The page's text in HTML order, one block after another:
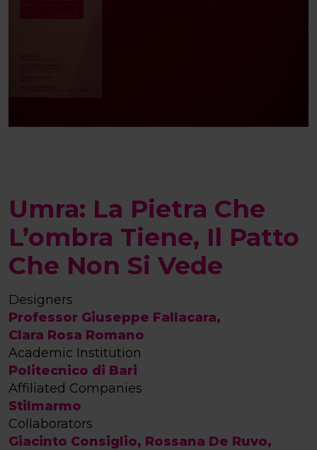
Umra: La Pietra Che
L’ombra Tiene, Il Patto
Che Non Si Vede
Designers
Professor Giuseppe Fallacara,
Clara Rosa Romano
Academic Institution
Politecnico di Bari
Affiliated Companies
Stilmarmo
Collaborators
Giacinto Consiglio, Rossana De Ruvo,